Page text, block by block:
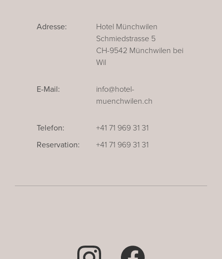
Adresse:
Hotel Münchwilen
Schmiedstrasse 5
CH-9542 Münchwilen bei
Wil
E-Mail:
info@hotel-
muenchwilen.ch
Telefon:
+41 71 969 31 31
Reservation:
+41 71 969 31 31